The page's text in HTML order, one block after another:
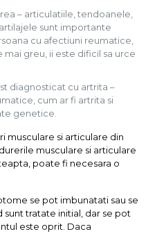
– articulatiile, tendoanele,
sunt importante
cu afectiuni reumatice,
mai greu, ii este dificil sa urce
diagnosticat cu artrita –
cum ar fi artrita si
genetice.
musculare si articulare din
musculare si articulare
poate fi necesara o
se pot imbunatati sau se
tratate initial, dar se pot
este oprit. Daca